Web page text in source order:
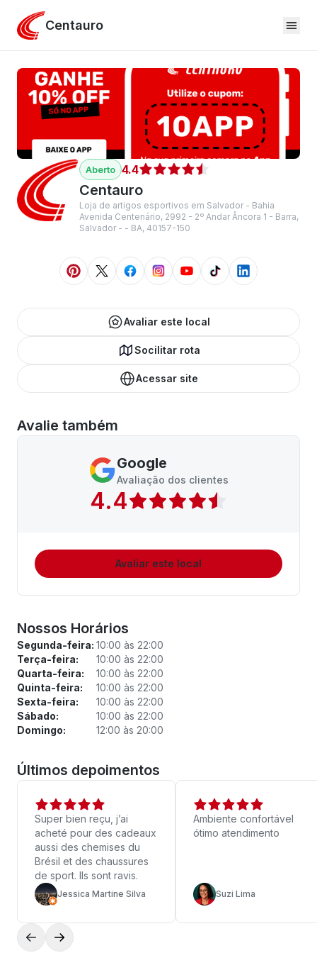
Centauro
4.4
Centauro
Loja de artigos esportivos em Salvador - Bahia
Avenida Centenário, 2992 - 2º Andar Âncora 1 - Barra,
Salvador - - BA, 40157-150
Avaliar este local
Socilitar rota
Acessar site
Avalie também
Google
Avaliação dos clientes
4.4
Avaliar este local
Nossos Horários
Segunda-feira: 10:00 às 22:00
Terça-feira:
10:00 às 22:00
Quarta-feira:
10:00 às 22:00
Quinta-feira:
10:00 às 22:00
Sexta-feira:
10:00 às 22:00
Sábado:
10:00 às 22:00
Domingo:
12:00 às 20:00
Últimos depoimentos
Super bien reçu, j’ai
acheté pour des cadeaux
aussi des chemises du
Brésil et des chaussures
de sport. Ils sont ravis.
Jessica Martine Silva
Ambiente confortável
ótimo atendimento
Suzi Lima